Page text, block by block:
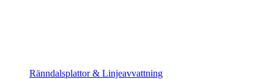
Ränndalsplattor & Linjeavvattning